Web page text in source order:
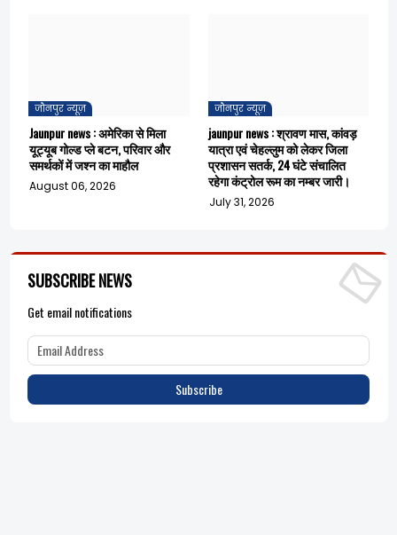
जौनपुर न्यूज़
Jaunpur news : अमेरिका से मिला
यूट्यूब गोल्ड प्ले बटन, परिवार और
समर्थकों में जश्न का माहौल
August 06, 2026
जौनपुर न्यूज़
jaunpur news : श्रावण मास, कांवड़
यात्रा एवं चेहल्लुम को लेकर जिला
प्रशासन सतर्क, 24 घंटे संचालित
रहेगा कंट्रोल रूम का नम्बर जारी।
July 31, 2026
SUBSCRIBE NEWS
Get email notifications